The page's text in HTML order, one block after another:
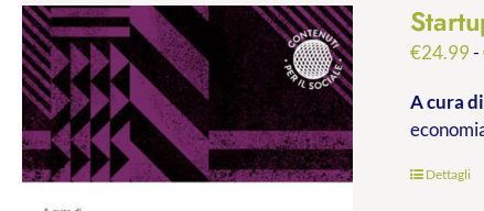
€24.99-
A cura
Dettagli